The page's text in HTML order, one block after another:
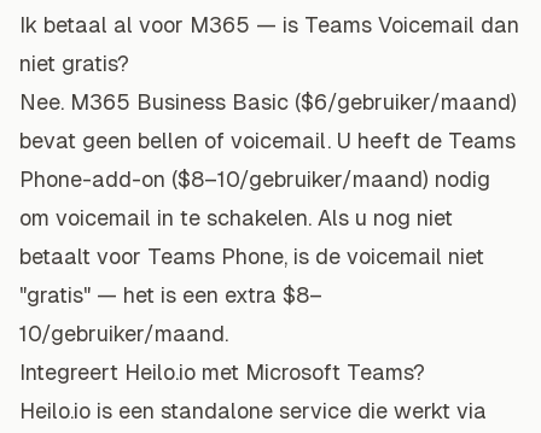
Ik betaal al voor M365 — is Teams Voicemail dan
niet gratis?
Nee. M365 Business Basic ($6/gebruiker/maand)
bevat geen bellen of voicemail. U heeft de Teams
Phone-add-on ($8–10/gebruiker/maand) nodig
om voicemail in te schakelen. Als u nog niet
betaalt voor Teams Phone, is de voicemail niet
"gratis" — het is een extra $8–
10/gebruiker/maand.
Integreert Heilo.io met Microsoft Teams?
Heilo.io is een standalone service die werkt via